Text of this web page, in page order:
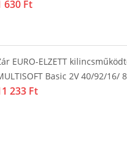
Ajtókilincs szerelő
58 289 Ft